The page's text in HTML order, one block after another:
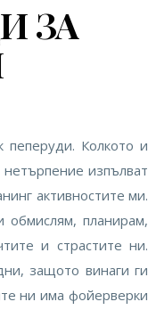
ЗА
Колкото и
изпълват
активностите ми.
планирам,
и страстите ни.
защото винаги ги
ни има фойерверки